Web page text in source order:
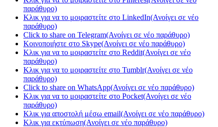
παράθυρο)
Κλικ για να το μοιραστείτε στο LinkedIn(Ανοίγει σε νέο
παράθυρο)
Click to share on Telegram(Ανοίγει σε νέο παράθυρο)
Κοινοποιήστε στο Skype(Ανοίγει σε νέο παράθυρο)
Κλικ για να το μοιραστείτε στο Reddit(Ανοίγει σε νέο
παράθυρο)
Κλικ για να το μοιραστείτε στο Tumblr(Ανοίγει σε νέο
παράθυρο)
Click to share on WhatsApp(Ανοίγει σε νέο παράθυρο)
Κλικ για να το μοιραστείτε στο Pocket(Ανοίγει σε νέο
παράθυρο)
Κλικ για αποστολή μέσω email(Ανοίγει σε νέο παράθυρο)
Κλικ για εκτύπωση(Ανοίγει σε νέο παράθυρο)